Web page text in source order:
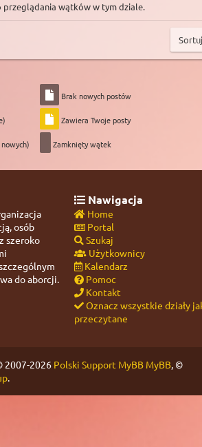
przeglądania wątków w tym dziale.
Brak nowych postów
Zawiera Twoje posty
Zamknięty wątek
osób
szeroko
do aborcji.
Nawigacja
Home
Portal
Szukaj
Użytkownicy
Kalendarz
Pomoc
Kontakt
Oznacz wszystkie działy
przeczytane
2007-2026 Polski Support MyBB MyBB, ©
.